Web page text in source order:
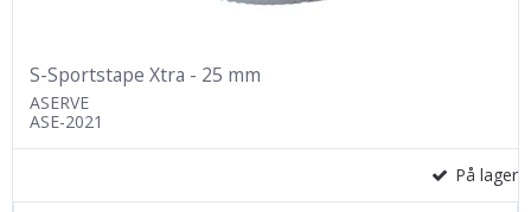
S-Sportstape Xtra - 25 mm
ASERVE
ASE-2021
På lager